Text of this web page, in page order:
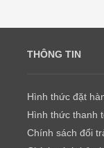
THÔNG TIN
Hình thức đặt
Hình thức thanh
Chính sách đổi